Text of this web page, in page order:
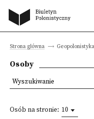
Strona główna Geopolonistyka
Osoby
Osób na stronie: 10
Wyszukiwanie